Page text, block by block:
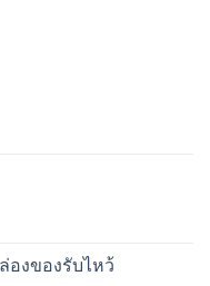
องของรับไหว้